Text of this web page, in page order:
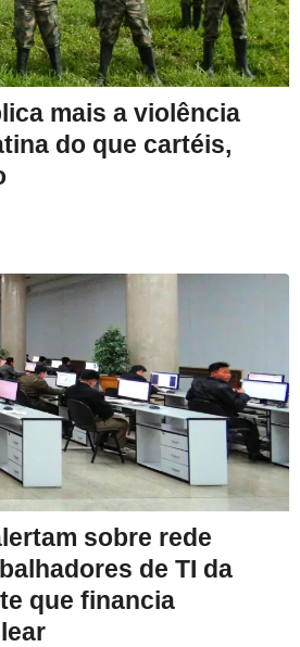
mais a violência
do que cartéis,
sobre rede
de TI da
que financia